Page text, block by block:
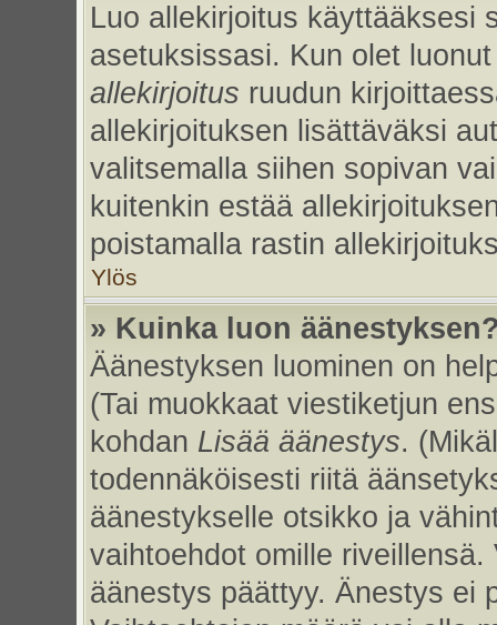
Luo allekirjoitus käyttääksesi
asetuksissasi. Kun olet
allekirjoitus ruudun
allekirjoituksen lisättäväksi
valitsemalla siihen sopivan
kuitenkin estää
poistamalla rastin
Ylös
» Kuinka luon
Äänestyksen luominen on
(Tai muokkaat viestiketjun
kohdan Lisää äänestys.
todennäköisesti riitä
äänestykselle otsikko ja
vaihtoehdot omille
äänestys päättyy. Änestys ei